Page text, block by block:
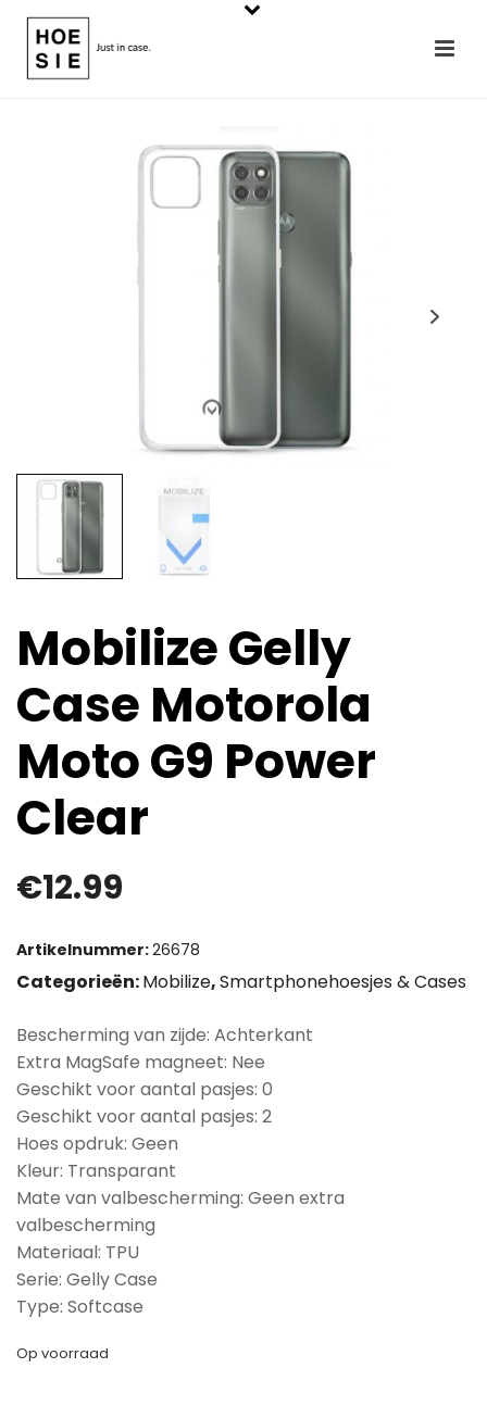
Mobilize Gelly
Case Motorola
Moto G9 Power
Clear
€12.99
Artikelnummer:26678
Categorieën:Mobilize,Smartphonehoesjes & Cases
Bescherming van zijde: Achterkant
Extra MagSafe magneet: Nee
Geschikt voor aantal pasjes: 0
Geschikt voor aantal pasjes: 2
Hoes opdruk: Geen
Kleur: Transparant
Mate van valbescherming: Geen extra
valbescherming
Materiaal: TPU
Serie: Gelly Case
Type: Softcase
Op voorraad